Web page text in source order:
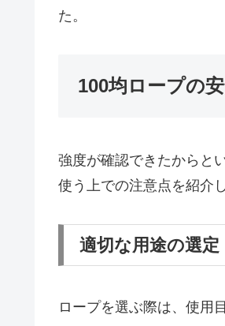
た。
100均ロープの
強度が確認できたからと
使う上での注意点を紹介
適切な用途の選定
ロープを選ぶ際は、使用